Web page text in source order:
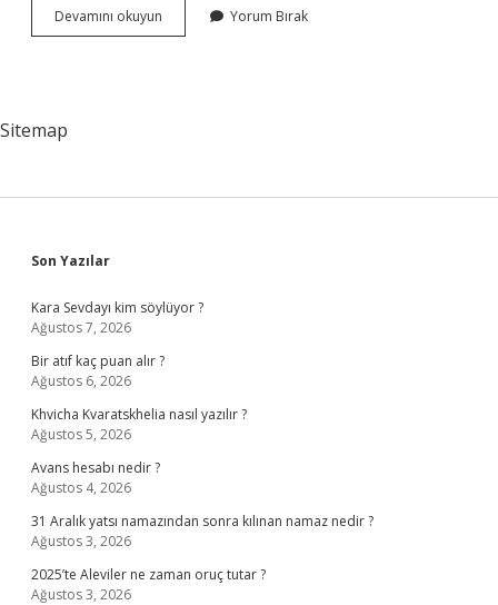
Devamını okuyun
Nedir
Yorum Bırak
Sitemap
Sidebar
Son Yazılar
Kara Sevdayı kim söylüyor ?
Ağustos 7, 2026
Bir atıf kaç puan alır ?
Ağustos 6, 2026
Khvicha Kvaratskhelia nasıl yazılır ?
Ağustos 5, 2026
Avans hesabı nedir ?
Ağustos 4, 2026
31 Aralık yatsı namazından sonra kılınan namaz nedir ?
Ağustos 3, 2026
2025’te Aleviler ne zaman oruç tutar ?
Ağustos 3, 2026